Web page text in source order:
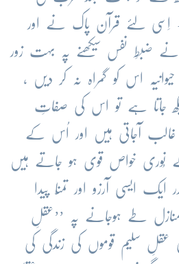
اِسی لئے قرآن پاک نے اور
نے ضبطِ نفس سیکھنے پہ بہت زور
حیوانیّہ اس کو گمراہ نہ کر دیں ،
جاتا ہے تو اس کی صفاتِ
غالب آجاتی ہیں اور اُس کے
نُوری خواص قوی ہو جاتے ہیں
ایک ایسی آرزو اور تمنّا پیدا
طے ہوجانے پہ ’’ عقلِ
عقلِ سلیم قوموں کی زندگی کی